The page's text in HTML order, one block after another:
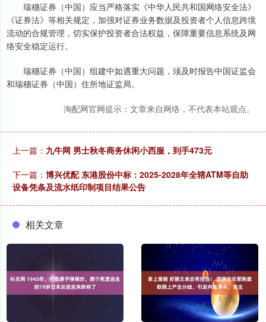
瑞穗证券（中国）应当严格落实《中华人民共和国网络安全法》
《证券法》等相关规定，加强对证券业务数据及投资者个人信息跨境
流动的合规管理，切实保护投资者合法权益，保障重要信息系统及网
络安全稳定运行。
瑞穗证券（中国）组建中如遇重大问题，须及时报告中国证监会
和瑞穗证券（中国）住所地证监局。
淘配网官网提示：文章来自网络，不代表本站观点。
上一篇： 九牛网 男士秋冬商务休闲小西服，到手473元
下一篇： 博兴优配 东港股份中标：2025-2028年全辖ATM等自助
设备凭条及流水纸印制项目结果公告
相关文章